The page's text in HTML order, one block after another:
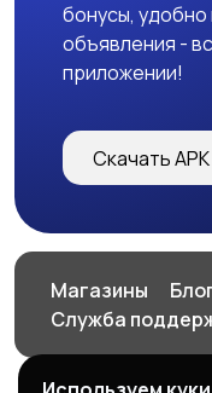
бонусы,
объявления -
приложении!
Скачать APK
Магазины
Служба